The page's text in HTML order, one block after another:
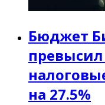
Бюджет
превысил
на 27.5%